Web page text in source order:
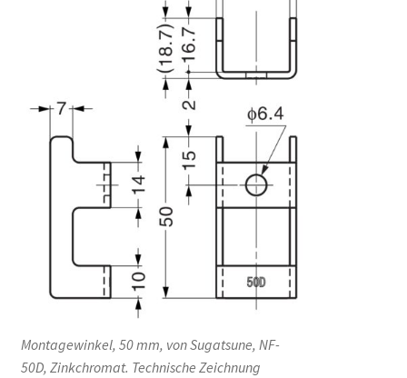
Montagewinkel, 50 mm, von Sugatsune, NF-
50D, Zinkchromat. Technische Zeichnung